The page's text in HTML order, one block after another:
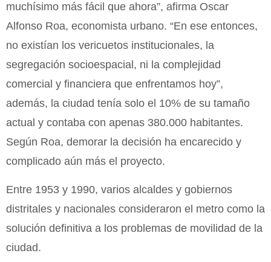
muchísimo más fácil que ahora”, afirma Oscar
Alfonso Roa, economista urbano. “En ese entonces,
no existían los vericuetos institucionales, la
segregación socioespacial, ni la complejidad
comercial y financiera que enfrentamos hoy”,
además, la ciudad tenía solo el 10% de su tamaño
actual y contaba con apenas 380.000 habitantes.
Según Roa, demorar la decisión ha encarecido y
complicado aún más el proyecto.
Entre 1953 y 1990, varios alcaldes y gobiernos
distritales y nacionales consideraron el metro como la
solución definitiva a los problemas de movilidad de la
ciudad.